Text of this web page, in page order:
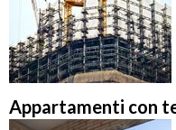
Appartamenti con